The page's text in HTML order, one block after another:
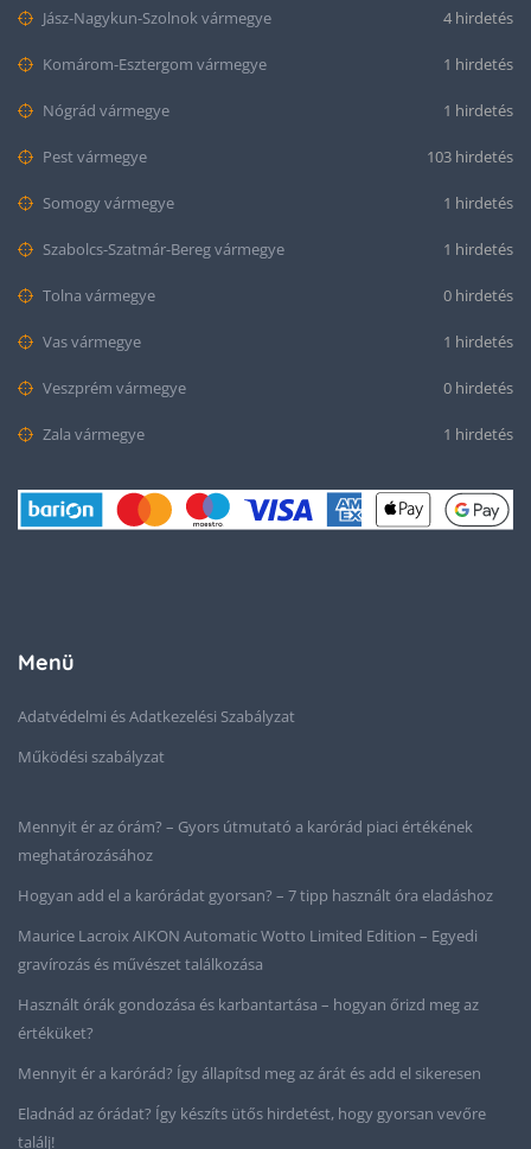
Jász-Nagykun-Szolnok vármegye 4 hirdetés
Komárom-Esztergom vármegye 1 hirdetés
Nógrád vármegye 1 hirdetés
Pest vármegye 103 hirdetés
Somogy vármegye 1 hirdetés
Szabolcs-Szatmár-Bereg vármegye 1 hirdetés
Tolna vármegye 0 hirdetés
Vas vármegye 1 hirdetés
Veszprém vármegye 0 hirdetés
Zala vármegye 1 hirdetés
Menü
Adatvédelmi és Adatkezelési Szabályzat
Működési szabályzat
Mennyit ér az órám? – Gyors útmutató a karórád piaci értékének
meghatározásához
Hogyan add el a karórádat gyorsan? – 7 tipp használt óra eladáshoz
Maurice Lacroix AIKON Automatic Wotto Limited Edition – Egyedi
gravírozás és művészet találkozása
Használt órák gondozása és karbantartása – hogyan őrizd meg az
értéküket?
Mennyit ér a karórád? Így állapítsd meg az árát és add el sikeresen
Eladnád az órádat? Így készíts ütős hirdetést, hogy gyorsan vevőre
találj!